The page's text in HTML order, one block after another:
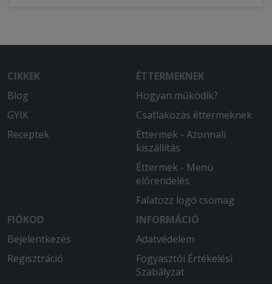
CIKKEK
Blog
GYIK
Receptek
ÉTTERMEKNEK
Hogyan működik?
Csatlakozás éttermeknek
Éttermek - Azonnali
kiszállítás
Éttermek - Menü
előrendelés
Falatozz logó csomag
FIÓKOD
Bejelentkezés
Regisztráció
INFORMÁCIÓ
Adatvédelem
Fogyasztói Értékelési
Szabályzat